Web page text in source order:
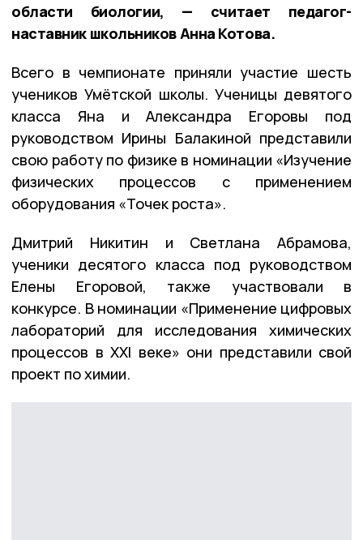
области биологии, — считает педагог-
наставник школьников Анна Котова.
Всего в чемпионате приняли участие шесть
учеников Умётской школы. Ученицы девятого
класса Яна и Александра Егоровы под
руководством Ирины Балакиной представили
свою работу по физике в номинации «Изучение
физических процессов с применением
оборудования «Точек роста».
Дмитрий Никитин и Светлана Абрамова,
ученики десятого класса под руководством
Елены Егоровой, также участвовали в
конкурсе. В номинации «Применение цифровых
лабораторий для исследования химических
процессов в XXI веке» они представили свой
проект по химии.